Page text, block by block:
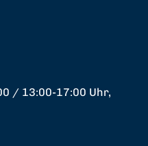
/ 13:00-17:00 Uhr,